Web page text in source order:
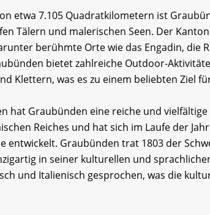
etwa 7.105 Quadratkilometern ist
Tälern und malerischen Seen. Der
berühmte Orte wie das Engadin, die
bietet zahlreiche Outdoor-
Klettern, was es zu einem beliebten Ziel
hat Graubünden eine reiche und
Reiches und hat sich im Laufe der
entwickelt. Graubünden trat 1803 der
in seiner kulturellen und
und Italienisch gesprochen, was die